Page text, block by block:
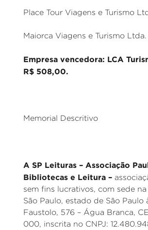
Place Tour Viagens e Turismo
Maiorca Viagens e Turismo Ltda.
Empresa vencedora: LCA
R$ 508,00.
Memorial Descritivo
A SP Leituras – Associação
Bibliotecas e Leitura –
sem fins lucrativos, com sede
São Paulo, estado de São Paulo
Faustolo, 576 – Água Branca,
000, inscrita no CNPJ: